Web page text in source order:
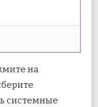
на
системные